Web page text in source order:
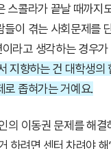
스콜라가 끝날 때까지
들이 겪는 사회문제를
라고 생각하는 경우
지향하는 건 대학생의
로 좁혀가는 거예요.
의 이동권 문제를 해결
하려면 센터 차려야 해